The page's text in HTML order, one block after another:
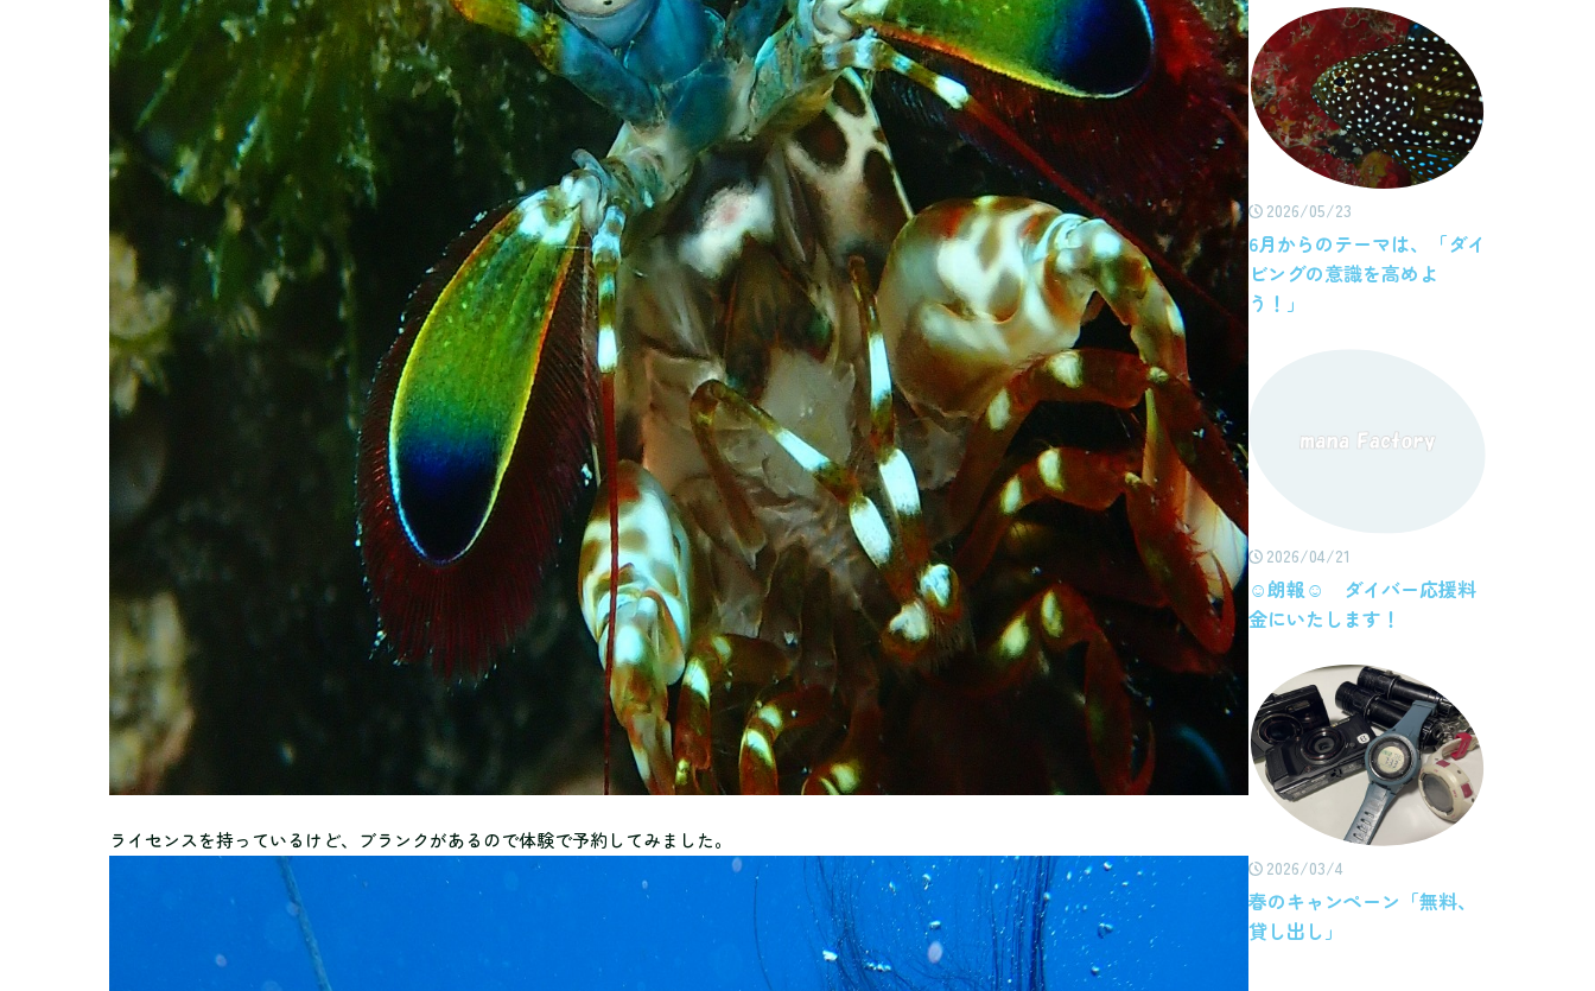
ライセンスを持っているけど、ブランクがあるので体験で予約してみました。
2026/05/23
6月からのテーマは、「ダイ
ビングの意識を高めよ
う！」
2026/04/21
☺朗報☺ ダイバー応援料
金にいたします！
2026/03/4
春のキャンペーン「無料、
貸し出し」